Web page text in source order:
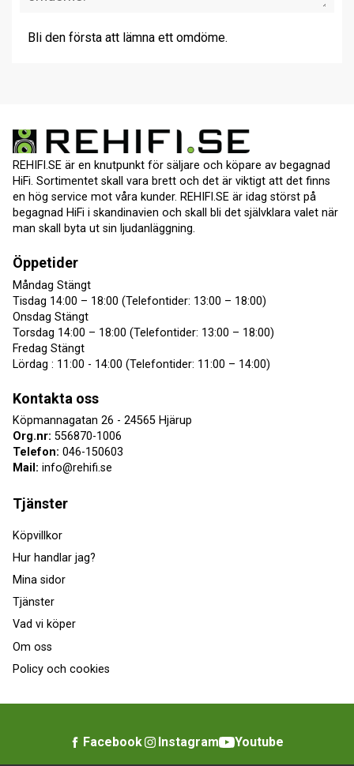
Bli den första att lämna ett omdöme.
REHIFI.SE är en knutpunkt för säljare och köpare av begagnad
HiFi. Sortimentet skall vara brett och det är viktigt att det finns
en hög service mot våra kunder. REHIFI.SE är idag störst på
begagnad HiFi i skandinavien och skall bli det självklara valet när
man skall byta ut sin ljudanläggning.
Öppetider
Måndag Stängt
Tisdag 14:00 – 18:00 (Telefontider: 13:00 – 18:00)
Onsdag Stängt
Torsdag 14:00 – 18:00 (Telefontider: 13:00 – 18:00)
Fredag Stängt
Lördag : 11:00 - 14:00 (Telefontider: 11:00 – 14:00)
Kontakta oss
Köpmannagatan 26 - 24565 Hjärup
Org.nr: 556870-1006
Telefon: 046-150603
Mail: info@rehifi.se
Tjänster
Köpvillkor
Hur handlar jag?
Mina sidor
Tjänster
Vad vi köper
Om oss
Policy och cookies
Facebook Instagram Youtube